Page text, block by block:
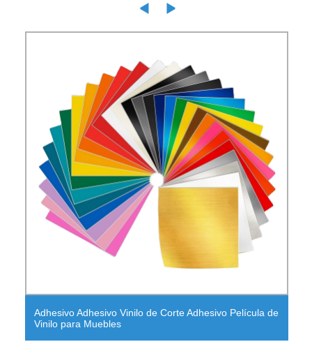
Adhesivo Adhesivo Vinilo de Corte Adhesivo Película de
Vinilo para Muebles